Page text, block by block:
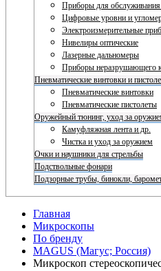
Приборы для обслуживания
Цифровые уровни и
Электроизмерительные
Нивелиры оптические
Лазерные дальномеры
Приборы неразрушающего
Пневматические винтовки и
Пневматические винтовки
Пневматические пистолеты
Оружейный тюнинг, уход за
Камуфляжная лента и др.
Чистка и уход за оружием
Очки и наушники для стрельбы
Подствольные фонари
Подзорные трубы, бинокли,
Главная
Микроскопы
По бренду
MAGUS (Магус; Россия)
Микроскоп